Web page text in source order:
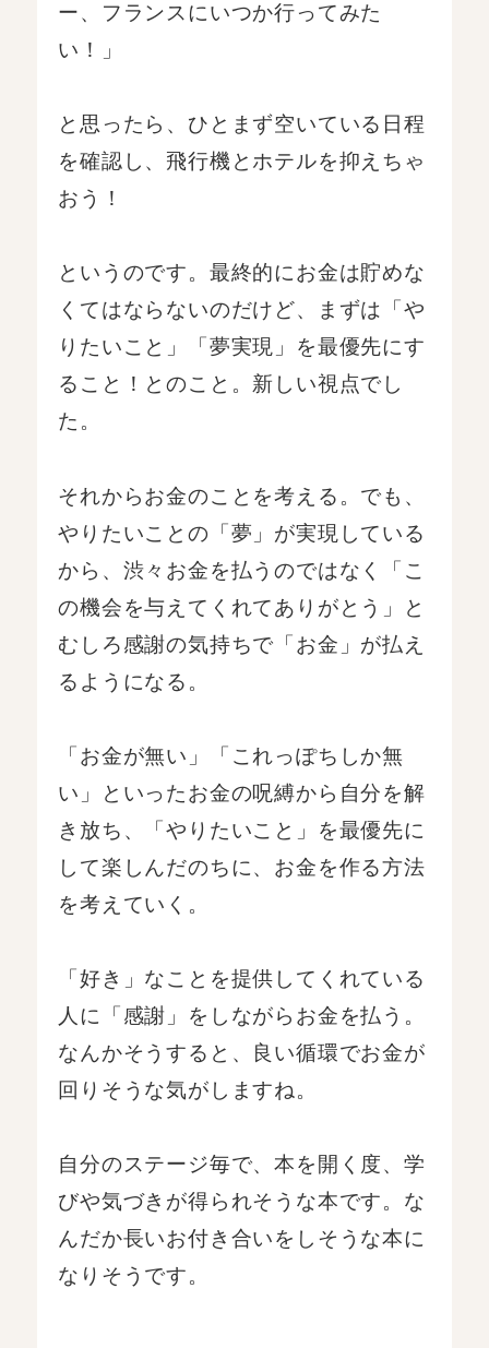
ー、フランスにいつか行ってみた
い！」
と思ったら、ひとまず空いている日程
を確認し、飛行機とホテルを抑えちゃ
おう！
というのです。最終的にお金は貯めな
くてはならないのだけど、まずは「や
りたいこと」「夢実現」を最優先にす
ること！とのこと。新しい視点でし
た。
それからお金のことを考える。でも、
やりたいことの「夢」が実現している
から、渋々お金を払うのではなく「こ
の機会を与えてくれてありがとう」と
むしろ感謝の気持ちで「お金」が払え
るようになる。
「お金が無い」「これっぽちしか無
い」といったお金の呪縛から自分を解
き放ち、「やりたいこと」を最優先に
して楽しんだのちに、お金を作る方法
を考えていく。
「好き」なことを提供してくれている
人に「感謝」をしながらお金を払う。
なんかそうすると、良い循環でお金が
回りそうな気がしますね。
自分のステージ毎で、本を開く度、学
びや気づきが得られそうな本です。な
んだか長いお付き合いをしそうな本に
なりそうです。